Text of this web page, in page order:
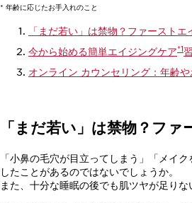
* 年齢に応じたお手入れのこと
「まだ若い」は禁物？ファースト
今から始める簡単エイジングケア*1
オンライン カウンセリング：年齢
「まだ若い」は禁物？フ
「小鼻の毛穴が目立ってしまう」「メイ
したことがあるのではないでしょうか。
また、十分な睡眠の後でも肌ツヤが足り